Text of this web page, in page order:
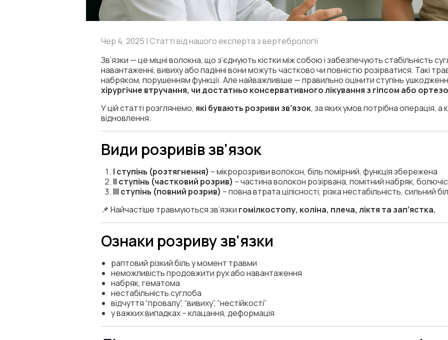
Чер 4, 2025 | Статті від нашого експерта з вертебрології
Зв’язки — це міцні волокна, що з’єднують кістки між собою і забезпечують стабільність
навантаженні, вивиху або падінні вони можуть частково чи повністю розірватися. Такі
набряком, порушенням функції. Але найважливіше — правильно оцінити ступінь
хірургічне втручання, чи достатньо консервативного лікування з гіпсом або
У цій статті розглянемо, які бувають розриви зв’язок, за яких умов потрібна операція, а
відновлення.
Види розривів зв’язок
I ступінь (розтягнення) – мікророзриви волокон, біль помірний, функція збережена
II ступінь (частковий розрив) – частина волокон розірвана, помітний набряк,
III ступінь (повний розрив) – повна втрата цілісності, різка нестабільність, сильний
📌 Найчастіше травмуються зв’язки гомілкостопу, коліна, плеча, ліктя та зап’ястка.
Ознаки розриву зв’язки
раптовий різкий біль у момент травми
неможливість продовжити рух або навантаження
набряк, гематома
нестабільність суглоба
відчуття “провалу”, “вивиху”, “нестійкості”
у важких випадках – клацання, деформація